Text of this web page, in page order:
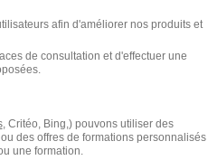
afin d'améliorer nos produits et
de consultation et d'effectuer une
, Critéo, Bing,) pouvons utiliser des
des offres de formations personnalisés
une formation.